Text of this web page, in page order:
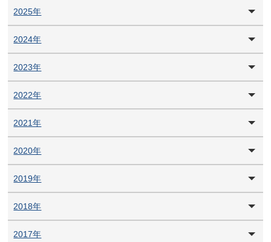
2025年
2024年
2023年
2022年
2021年
2020年
2019年
2018年
2017年